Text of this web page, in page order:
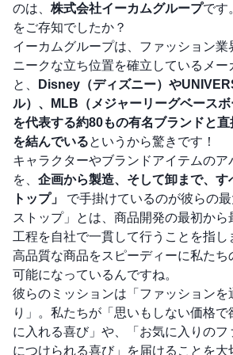
のは、 株式会社イーカムグループです
をご存知でしたか？
イーカムグループは、ファッション
ニークな立ち位置を確立しているメー
と、
Disney（ディズニー）や
ル）、MLB（メジャーリーグベース
を代表する約80もの有名ブランドと
を結んでいるというから驚きです！
キャラクターやブランドアイテムのア
を、 企画から製造、そして卸まで、す
トップ」
で手掛けているのが彼らの
ストップ」とは、商品開発の最初か
工程を自社で一貫して行うことを指し
高品質な商品をスピーディーに私たち
可能になっているんですね。
彼らのミッションは「ファッションを
り」。私たちが「思いもしない価格
に入れる喜び」や、「お気に入りのフ
につけられる喜び」を届けることを